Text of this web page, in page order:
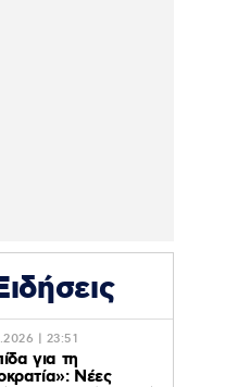
| 23:51
για τη
Νέες